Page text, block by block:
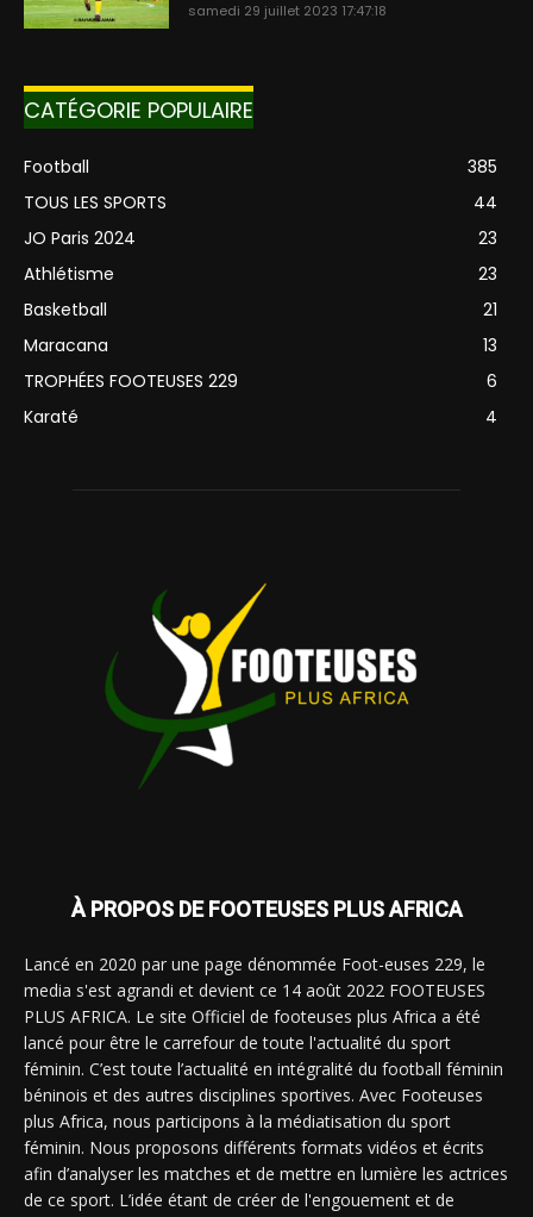
samedi 29 juillet 2023 17:47:18
CATÉGORIE POPULAIRE
Football
385
TOUS LES SPORTS
44
JO Paris 2024
23
Athlétisme
23
Basketball
21
Maracana
13
TROPHÉES FOOTEUSES 229
6
Karaté
4
À PROPOS DE FOOTEUSES PLUS AFRICA
Lancé en 2020 par une page dénommée Foot-euses 229, le
media s'est agrandi et devient ce 14 août 2022 FOOTEUSES
PLUS AFRICA. Le site Officiel de footeuses plus Africa a été
lancé pour être le carrefour de toute l'actualité du sport
féminin. C’est toute l’actualité en intégralité du football féminin
béninois et des autres disciplines sportives. Avec Footeuses
plus Africa, nous participons à la médiatisation du sport
féminin. Nous proposons différents formats vidéos et écrits
afin d’analyser les matches et de mettre en lumière les actrices
de ce sport. L’idée étant de créer de l'engouement et de